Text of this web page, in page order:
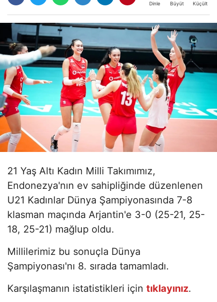
Dinle Büyüt Küçült
21 Yaş Altı Kadın Milli Takımımız,
Endonezya'nın ev sahipliğinde düzenlenen
U21 Kadınlar Dünya Şampiyonasında 7-8
klasman maçında Arjantin'e 3-0 (25-21, 25-
18, 25-21) mağlup oldu.
Millilerimiz bu sonuçla Dünya
Şampiyonası'nı 8. sırada tamamladı.
Karşılaşmanın istatistikleri için tıklayınız.